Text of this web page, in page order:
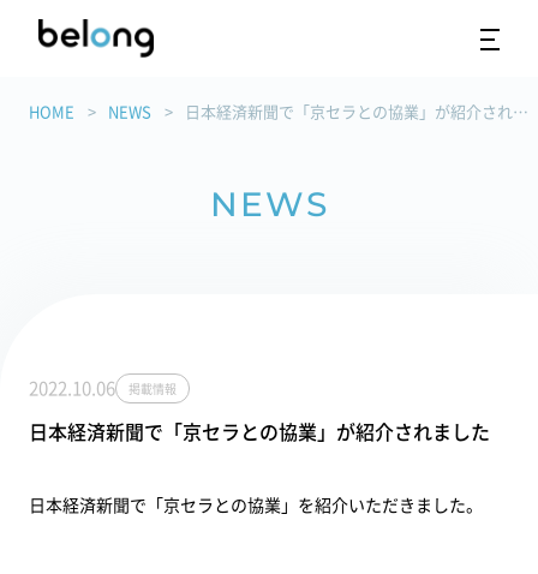
HOME NEWS 日本経済新聞で「京セラとの協業」が紹介されました
NEWS
2022.10.06 掲載情報
日本経済新聞で「京セラとの協業」が紹介されました
日本経済新聞で「京セラとの協業」を紹介いただきました。